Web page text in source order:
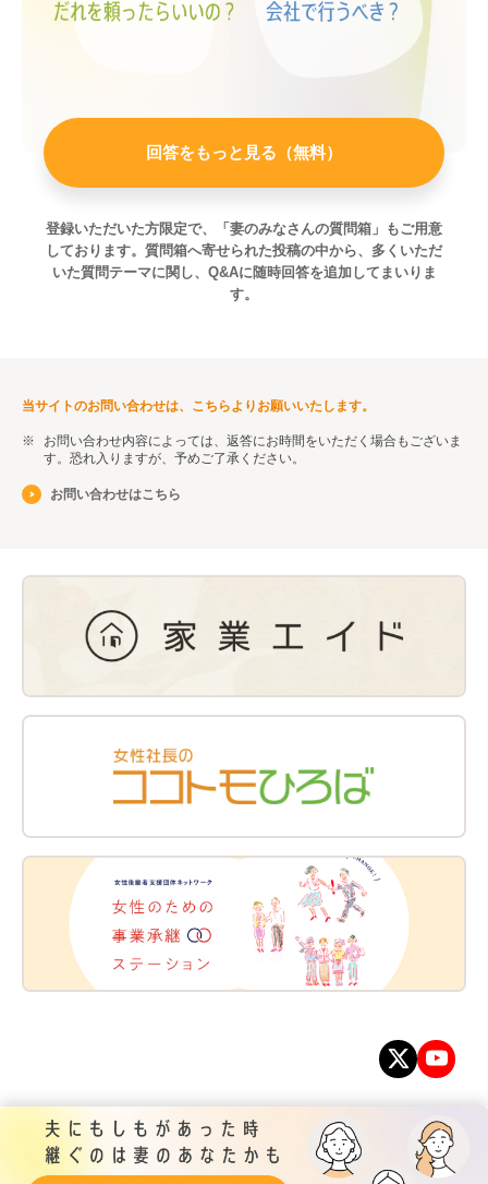
的な手続きについて確認されるとよいでしょ
相続放棄をしない限り、配偶者を含む相続人
は、個人事業主であるご主人の財産や負債をす
べて引き継ぐこととなります。
そのため、廃業にあたり、ご主人が生前にされ
ていた事業活動の清算を行う必要があります。
具体的には、1.未払の債務があれば、その支
払、2.未出荷の商品があれば、その発送等を行
なくなってしまう恐れがあります。具体的な対
談されるとよいでしょう。
※このQ&Aに記載の情報は2022年10月15日現在のもの
回答をもっと見る（無料）
登録いただいた方限定で、「妻のみなさんの質問箱」もご用意
しております。 質問箱へ寄せられた投稿の中から、多くいただ
いた質問テーマに関し、Q&Aに随時回答を追加してまいりま
す。
当サイトのお問い合わせは、こちらよりお願いいたします。
お問い合わせ内容によっては、返答にお時間をいただく場合もございま
す。恐れ入りますが、予めご了承ください。
お問い合わせはこちら